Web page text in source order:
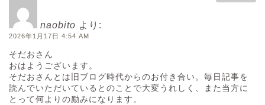
naobito より:
2026年1月17日 4:54 AM
そだおさん
おはようございます。
そだおさんとは旧ブログ時代からのお付き合い。毎日記事を
読んでいただいているとのことで大変うれしく、また当方に
とって何よりの励みになります。